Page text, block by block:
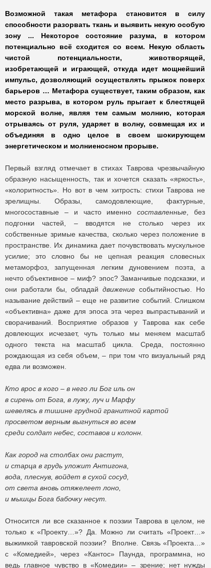
Возможной такая метафора становится в силу
способности разорвать ткань и выявить некую особую
зону ... Некоторое состояние разума, в котором
потенциально всё сходится со всем. Некую область
чистой потенциальности, животворящей,
изобретающей и играющей, откуда идет мощнейший
импульс, дозволяющий осуществлять прыжок поверх
барьеров … Метафора существует, таким образом, как
место разрыва, в котором руль прыгает к блестящей
морской волне, являя тем самым молнию, которая
отрываясь от руля, ударяет в волну, совмещая их и
объединяя в одно целое в своем шокирующем
энергетическом и молниеносном прорыве.
Первый взгляд отмечает в стихах Таврова чрезвычайную
образную насыщенность, так и хочется сказать «яркость»,
«колоритность». Но вот в чем хитрость: стихи Таврова не
зрелищны. Образы, самодовлеющие, фактурные,
многосоставные – и часто именносоставленные , без
подгонки частей, – вводятся не столько через их
собственные зримые качества, сколько через положение в
пространстве. Их динамика дает почувствовать мускульное
усилие; это словно бы не цепная реакция словесных
метаморфоз, запущенная легким дуновением поэта, а
нечто объективное – миф? эпос? Заманчивые подсказки, и
они работали бы, обладай движение событийностью. Но
называние действий – еще не развитие событий. Слишком
«объективна» даже для эпоса эта через выпрастываний и
сворачиваний. Восприятие образов у Таврова как себе
довлеющих исчезает, чуть только мы меняем масштаб
одного текста на масштаб цикла. Среда, постоянно
рождающая из себя объем, – при том что визуальный ряд
едва ли возможен.
Кто врос в кого – в него ли Бог иль он
в сирень от Бога, в лужу, луч и Марфу
шевелясь в тишине грудной гранитной картой
просветом верным выгнуться во всем
среди солдат небес, составов и колонн.
Как город на столбах они растут,
и старца в грудь уложит Антигона,
вода, плеснув, войдет в сухой сосуд,
от света вновь отяжелеет лоно,
и мышцы Бога бабочку несут.
Относится ли все сказанное к поэзии Таврова в целом, не
только к «Проекту…»? Да. Можно ли считать «Проект…»
выжимкой тавровской поэзии? Вполне. Связь «Проекта…»
с «Комедией», через «Кантос» Паунда, программна, но
ведь главное чувство в «Комедии» – зрение; нет нужды